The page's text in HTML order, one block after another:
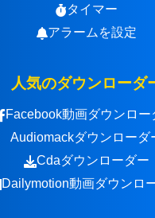
タイマー
アラームを設定
人気のダウンローダ
Facebook動画ダウンロー
Audiomackダウンローダ
Cdaダウンローダー
Dailymotion動画ダウンロ